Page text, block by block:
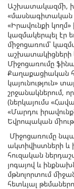
Աշխատակազմի,
«մասնագիտական
«Իրավունքի
կազմակերպել էր
միջոցառում՝
աշխատակիցների
Միջոցառումը
Քաղաքացիական
կայունություն»
շրջանակներում,
(ներկայումս
«Մարդու
Եվրոպական
Միջոցառումը
ակտիվիստների
հուզական
յոգայով և
մթնոլորտում
հետևյալ